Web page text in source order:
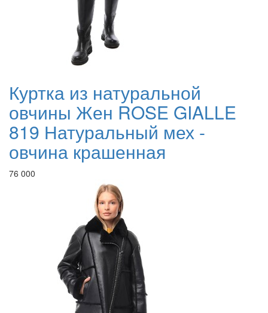
Куртка из натуральной
овчины Жен ROSE GIALLE
819 Натуральный мех -
овчина крашенная
76 000